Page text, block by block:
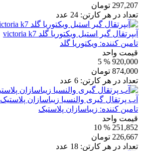
297,207 تومان
تعداد در هر کارتن: 24 عدد
آبپرتقال گیر استیل ویکتوریا گلد victoria k7
تامین کننده: ویکتوریا گلد
قیمت واحد
920,000
% 5
874,000 تومان
تعداد در هر کارتن: 6 عدد
آب پرتقال گیری والنسیا زیباسازان پلاستیک 31405
تامین کننده: زیباسازان پلاستیک
قیمت واحد
251,852
% 10
226,667 تومان
تعداد در هر کارتن: 18 عدد